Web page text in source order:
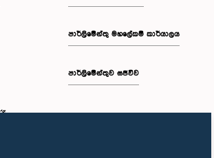
පාර්ලිමේන්තු මහලේකම් කාර්යාලය
පාර්ලිමේන්තුව සජීවීව